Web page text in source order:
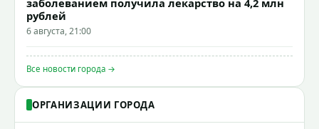
рублей
6 августа, 21:00
Все новости города →
ОРГАНИЗАЦИИ ГОРОДА